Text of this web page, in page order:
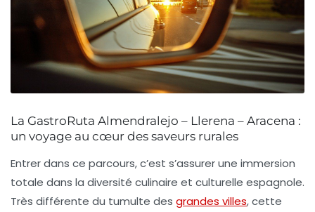
La GastroRuta Almendralejo – Llerena – Aracena :
un voyage au cœur des saveurs rurales
Entrer dans ce parcours, c’est s’assurer une immersion
totale dans la diversité culinaire et culturelle espagnole.
Très différente du tumulte des grandes villes, cette